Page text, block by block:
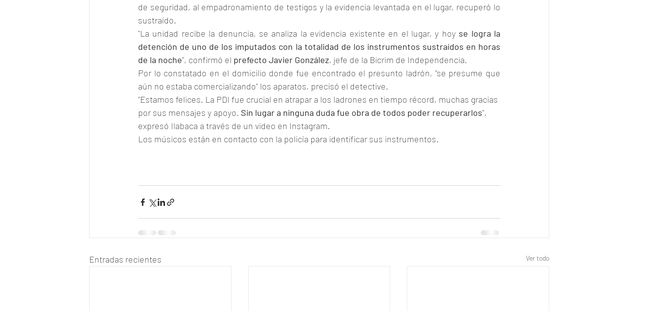
de seguridad, al empadronamiento de testigos y la evidencia levantada en el lugar, recuperó lo
sustraído.
"La unidad recibe la denuncia, se analiza la evidencia existente en el lugar, y hoy se logra la
detención de uno de los imputados con la totalidad de los instrumentos sustraídos en horas
de la noche", confirmó el prefecto Javier González, jefe de la Bicrim de Independencia.
Por lo constatado en el domicilio donde fue encontrado el presunto ladrón, "se presume que
aún no estaba comercializando" los aparatos, precisó el detective.
"Estamos felices. La PDI fue crucial en atrapar a los ladrones en tiempo récord, muchas gracias
por sus mensajes y apoyo. Sin lugar a ninguna duda fue obra de todos poder recuperarlos",
expresó Ilabaca a través de un video en Instagram.
Los músicos están en contacto con la policía para identificar sus instrumentos.
Entradas recientes Ver todo